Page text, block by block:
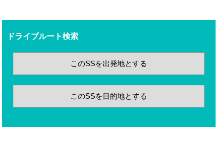
ドライブルート検索
このSSを出発地とする
このSSを目的地とする